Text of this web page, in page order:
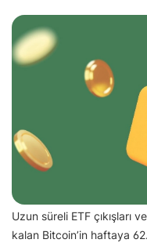
Uzun süreli ETF çıkışları
kalan Bitcoin’in haftaya